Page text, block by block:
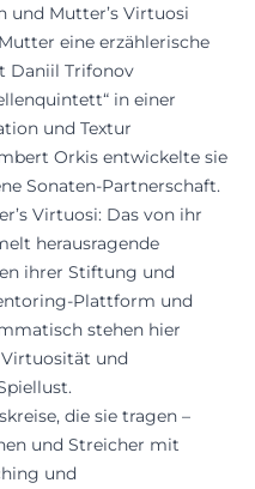
und Mutter’s Virtuosi
eine erzählerische
Daniil Trifonov
in einer
und Textur
Orkis entwickelte sie
Sonaten-Partnerschaft.
Virtuosi: Das von ihr
herausragende
ihrer Stiftung und
Plattform und
stehen hier
und
die sie tragen –
und Streicher mit
und